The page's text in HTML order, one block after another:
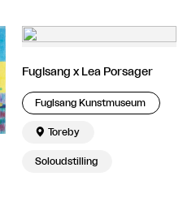
Fuglsang x Lea Porsager
Fuglsang Kunstmuseum
 Toreby
Soloudstilling